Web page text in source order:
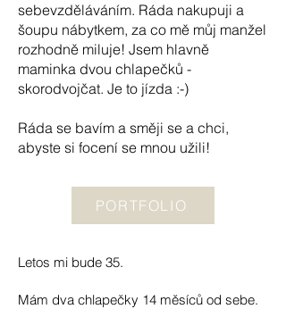
sebevzděláváním. Ráda nakupuji a
šoupu nábytkem, za co mě můj manžel
rozhodně miluje! Jsem hlavně
maminka dvou chlapečků -
skorodvojčat. Je to jízda :-)
Ráda se bavím a směji se a chci,
abyste si focení se mnou užili!
PORTFOLIO
Letos mi bude 35.
Mám dva chlapečky 14 měsíců od sebe.